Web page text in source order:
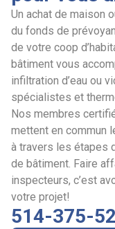
Un achat de maison
du fonds de
de votre coop
bâtiment vous
infiltration d’eau ou
spécialistes et
Nos membres
mettent en commun
à travers les étapes
de bâtiment. Faire
inspecteurs, c’est
votre projet!
514-375-